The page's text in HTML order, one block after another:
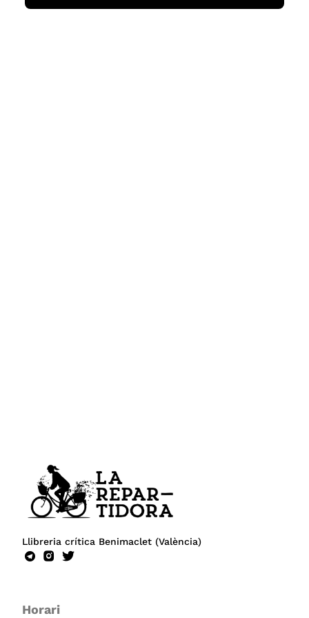
Llibreria crítica Benimaclet (València)
Horari